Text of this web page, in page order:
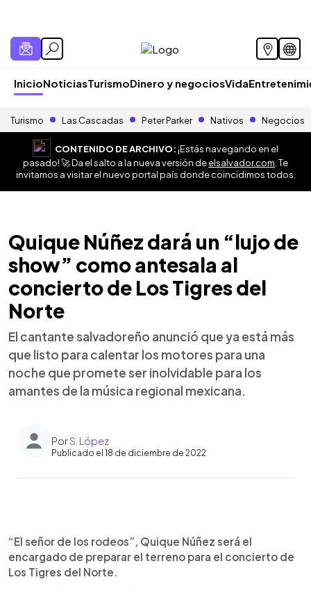
InicioNoticiasTurismoDinero y negociosVida
Turismo Las Cascadas Peter Parker Nativos Negocios
CONTENIDO DE ARCHIVO:¡Estás navegando en el
pasado! 🚀 Da el salto a la nueva versión deelsalvador.com . Te
invitamos a visitar el nuevo portal país donde coincidimos todos.
Quique Núñez dará un “lujo de
show” como antesala al
concierto de Los Tigres del
Norte
El cantante salvadoreño anunció que ya está más
que listo para calentar los motores para una
noche que promete ser inolvidable para los
amantes de la música regional mexicana.
PorS. López
Publicado el 18 de diciembre de 2022
► Escuchar artículo
“El señor de los rodeos”, Quique Núñez será el
encargado de preparar el terreno para el concierto de
Los Tigres del Norte.